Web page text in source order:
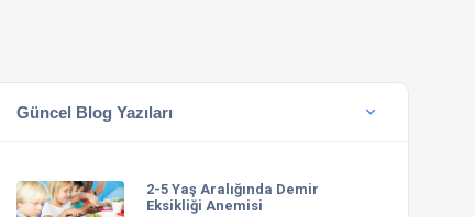
Güncel Blog Yazıları
2-5 Yaş Aralığında Demir
Eksikliği Anemisi